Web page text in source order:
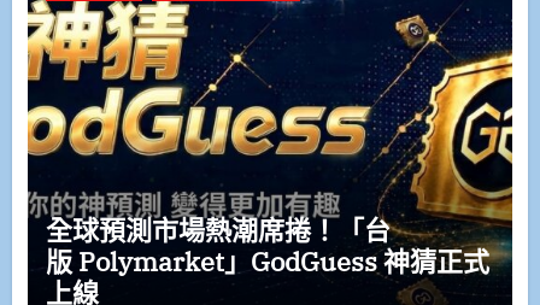
全球預測市場熱潮席捲！「台
版 Polymarket」GodGuess 神猜正式
上線